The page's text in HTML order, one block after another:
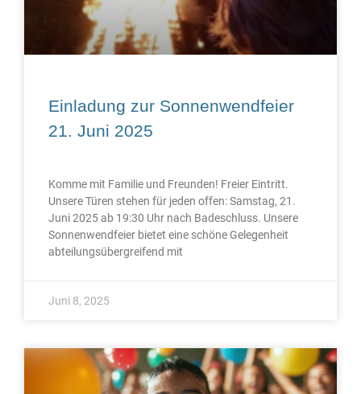
Einladung zur Sonnenwendfeier
21. Juni 2025
Komme mit Familie und Freunden! Freier Eintritt.
Unsere Türen stehen für jeden offen: Samstag, 21.
Juni 2025 ab 19:30 Uhr nach Badeschluss. Unsere
Sonnenwendfeier bietet eine schöne Gelegenheit
abteilungsübergreifend mit
Juni 8, 2025